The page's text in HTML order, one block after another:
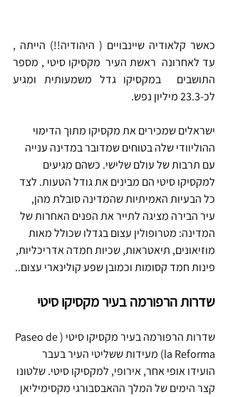
לכ-23.3 מיליון נפש.
ישראלים שמכירים את מקסיקו מתוך הדימוי
ההוליוודי שלה בטוחים שמדובר במדינה ענייה
עם תרבות של עולם שלישי. כשהם מגיעים
למקסיקו סיטי הם מבינים את גודל הטעות. לצד
כל הבעיות האמיתיות שהמדינה סובלת מהן,
עיר הבירה מציגה לתייר את הפנים האחרות של
המדינה: מטרופולין עצום בגדלו שכולל מאות
מוזיאונים, תיאטראות, שכיות חמדה אדריכליות,
פינות חמד קסומות וכמובן שפע קולינארי עצום..
שדרות הרפורמה בעיר מקסיקו סיטי
שדרות הרפורמה בעיר מקסיקו סיטי (Paseo de
la Reforma) מעידות ששליטי העיר בעבר
הועידו אופי אחר, אירופי, למקסיקו סיטי. שלטונו
קצר הימים של המלך ההאבסבורגי מקסימיליאן